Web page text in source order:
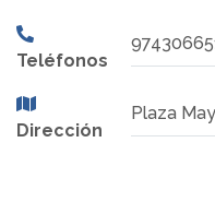
Teléfonos
Dirección
Plaza